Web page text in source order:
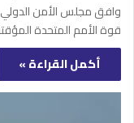
وافق مجلس الأمن الدولي
قوة الأمم المتحدة
أكمل القراءة »